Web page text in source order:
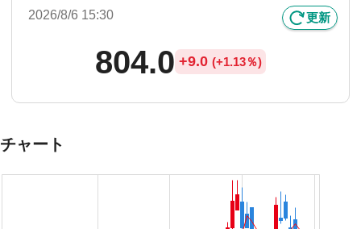
2026/8/6 15:30 更新
804.0 +9.0 (+1.13％)
チャート